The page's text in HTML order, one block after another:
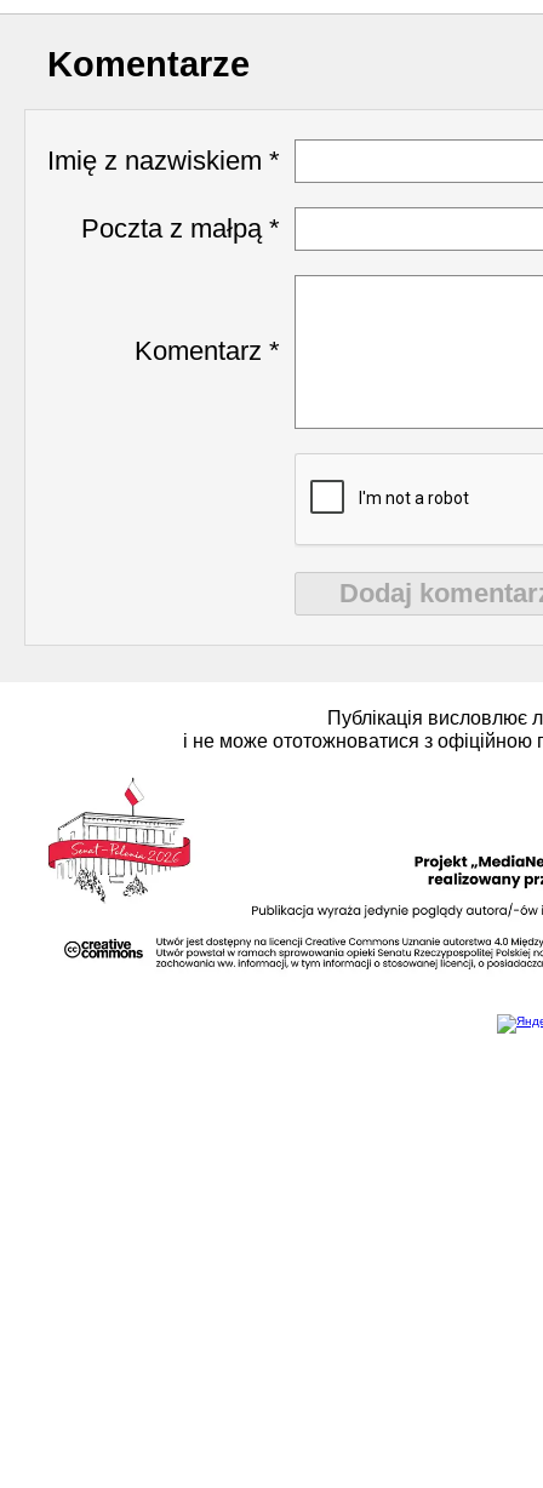
Komentarze
Imię z nazwiskiem *
Poczta z małpą *
Komentarz *
Dodaj
Публікація висловлює
і не може ототожноватися з офіційною